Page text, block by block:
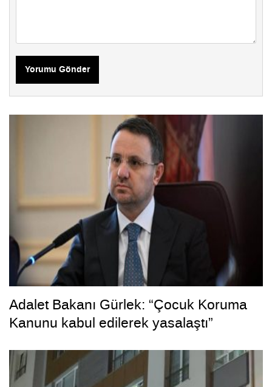
Yorumu Gönder
Adalet Bakanı Gürlek: “Çocuk Koruma
Kanunu kabul edilerek yasalaştı”